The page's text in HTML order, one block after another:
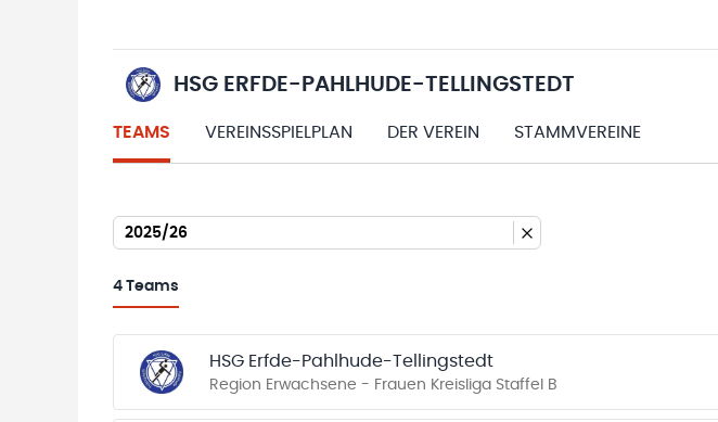
HSG ERFDE-PAHLHUDE-TELLINGSTEDT
TEAMS VEREINSSPIELPLAN DER VEREIN STAMMVEREINE
2025/26
4 Teams
HSG Erfde-Pahlhude-Tellingstedt
Region Erwachsene - Frauen Kreisliga Staffel B